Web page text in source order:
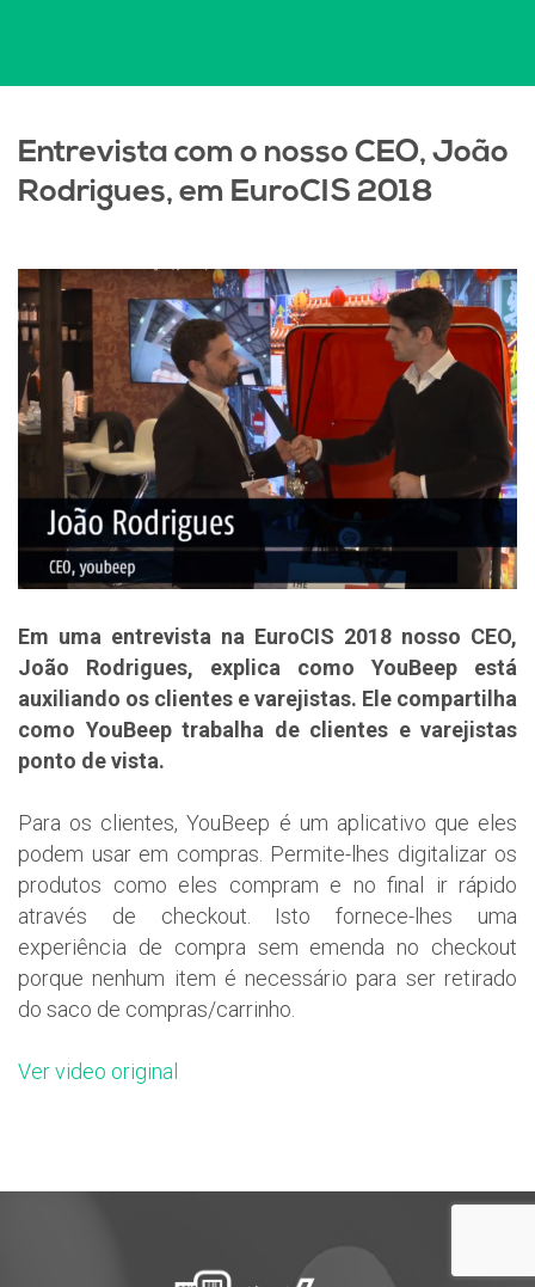
Entrevista com o nosso CEO, João
Rodrigues, em EuroCIS 2018
Em uma entrevista na EuroCIS 2018 nosso CEO,
João Rodrigues, explica como YouBeep está
auxiliando os clientes e varejistas. Ele compartilha
como YouBeep trabalha de clientes e varejistas
ponto de vista.
Para os clientes, YouBeep é um aplicativo que eles
podem usar em compras. Permite-lhes digitalizar os
produtos como eles compram e no final ir rápido
através de checkout. Isto fornece-lhes uma
experiência de compra sem emenda no checkout
porque nenhum item é necessário para ser retirado
do saco de compras/carrinho.
Ver video original